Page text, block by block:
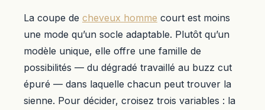
La coupe de cheveux homme court est moins
une mode qu’un socle adaptable. Plutôt qu’un
modèle unique, elle offre une famille de
possibilités — du dégradé travaillé au buzz cut
épuré — dans laquelle chacun peut trouver la
sienne. Pour décider, croisez trois variables : la